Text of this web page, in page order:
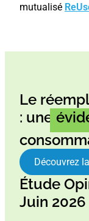
mutualisé
Le
: une
Découvrez
Étude
Juin 2026